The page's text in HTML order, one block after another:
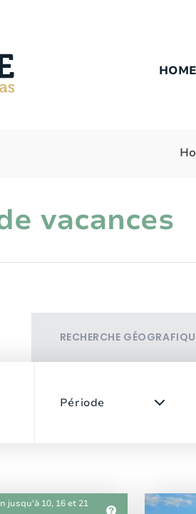
HOME
vacances
RECHERCHE
Période
jusqu'à 10, 16 et 21